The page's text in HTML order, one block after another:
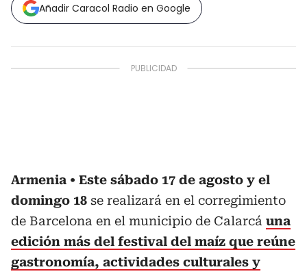
Añadir Caracol Radio en Google
Armenia
Este sábado 17 de agosto y el
domingo 18 se realizará en el corregimiento
de Barcelona en el municipio de Calarcá una
edición más del festival del maíz que reúne
gastronomía, actividades culturales y